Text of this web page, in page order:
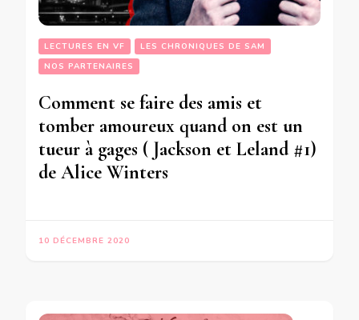
LECTURES EN VF
LES CHRONIQUES DE SAM
NOS PARTENAIRES
Comment se faire des amis et
tomber amoureux quand on est un
tueur à gages ( Jackson et Leland #1)
de Alice Winters
10 DÉCEMBRE 2020